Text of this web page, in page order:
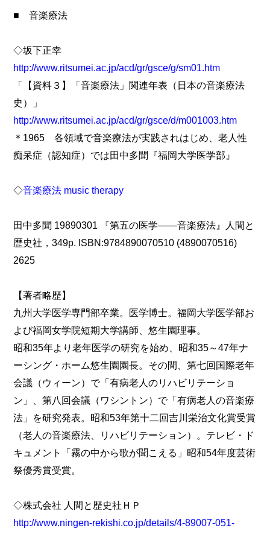
■ 音楽療法
◇坂下正幸
http://www.ritsumei.ac.jp/acd/gr/gsce/g/sm01.htm
「【資料３】「音楽療法」関連年表（日本の音楽療法
史）」
http://www.ritsumei.ac.jp/acd/gr/gsce/d/m001003.htm
＊1965 各領域で音楽療法が実践されはじめ、老人性
痴呆症（認知症）では田中多聞『福岡大学医学部』
◇音楽療法 music therapy
田中多聞 19890301 『第五の医学――音楽療法』人間と
歴史社，349p. ISBN:9784890070510 (4890070516)
2625
【著者略歴】
九州大学医学専門部卒業。医学博士。福岡大学医学部お
よび福岡女学院短期大学講師、悠生園理事。
昭和35年より老年医学の研究を始め、昭和35～47年ナ
ーシング・ホーム悠生園園長。その間、第七回国際老年
会議（ウィーン）で「有病老人のリハビリテーショ
ン」、第八回会議（ワシントン）で「有病老人の音楽療
法」を研究発表。昭和53年第十二回吉川栄治文化賞受賞
（老人の音楽療法、リハビリテーション）。テレビ・ド
キュメント「霧の中から歌が聞こえる」昭和54年度芸術
祭優秀賞受賞。
◇株式会社 人間と歴史社ＨＰ
http://www.ningen-rekishi.co.jp/details/4-89007-051-